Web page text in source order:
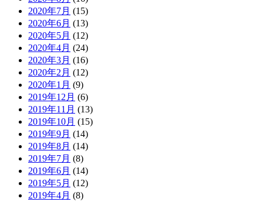
2020年7月 (15)
2020年6月 (13)
2020年5月 (12)
2020年4月 (24)
2020年3月 (16)
2020年2月 (12)
2020年1月 (9)
2019年12月 (6)
2019年11月 (13)
2019年10月 (15)
2019年9月 (14)
2019年8月 (14)
2019年7月 (8)
2019年6月 (14)
2019年5月 (12)
2019年4月 (8)